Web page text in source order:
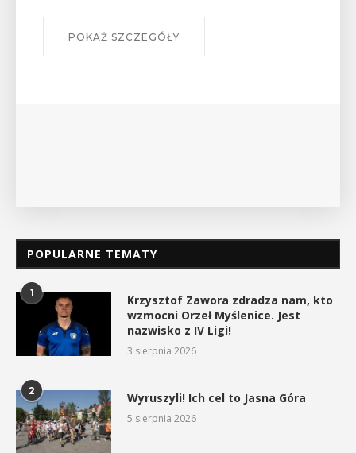
W środę 12 sierpnia o godz. 17 w Miejskiej
POPULARNE TEMATY
1
Krzysztof Zawora zdradza nam, kto
wzmocni Orzeł Myślenice. Jest
nazwisko z IV Ligi!
3 sierpnia 2026
2 Wyruszyli! Ich cel to Jasna Góra
5 sierpnia 2026